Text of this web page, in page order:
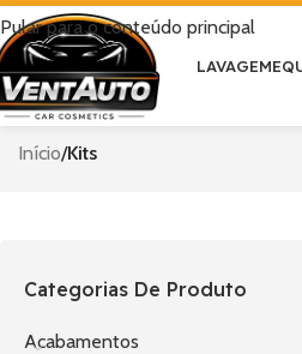
Pular para o conteúdo principal
LAVAGEM
Início/Kits
Categorias De Produto
Acabamentos